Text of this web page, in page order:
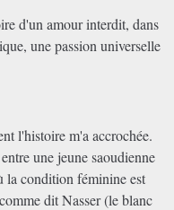
d'un amour interdit, dans
une passion universelle
l'histoire m'a accrochée.
une jeune saoudienne
la condition féminine est
dit Nasser (le blanc